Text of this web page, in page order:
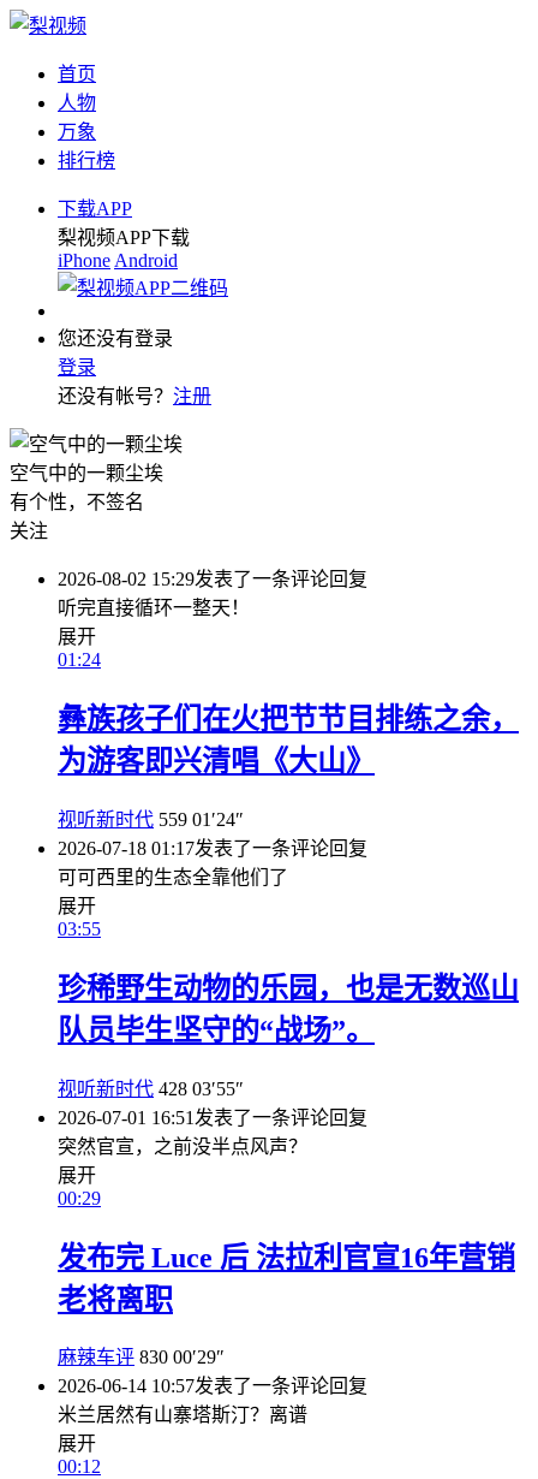
首页
人物
万象
排行榜
下载APP
梨视频APP下载
iPhone Android
您还没有登录
登录
还没有帐号？ 注册
空气中的一颗尘埃
有个性，不签名
关注
2026-08-02 15:29发表了一条评论回复
听完直接循环一整天！
展开
01:24
彝族孩子们在火把节节目排练之余，
为游客即兴清唱《大山》
视听新时代 559 01′24″
2026-07-18 01:17发表了一条评论回复
可可西里的生态全靠他们了
展开
03:55
珍稀野生动物的乐园，也是无数巡山
队员毕生坚守的“战场”。
视听新时代 428 03′55″
2026-07-01 16:51 发表了一条评论回复
突然官宣，之前没半点风声？
展开
00:29
发布完 Luce 后 法拉利官宣16年营销
老将离职
麻辣车评 830 00′29″
2026-06-14 10:57发表了一条评论回复
米兰居然有山寨塔斯汀？离谱
展开
00:12